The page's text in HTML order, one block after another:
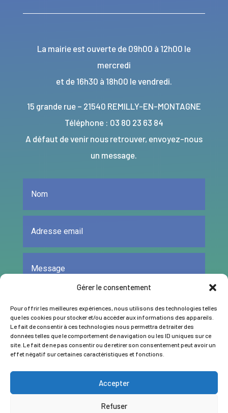
Gérer le consentement
Pour offrir les meilleures expériences, nous utilisons des technologies telles
que les cookies pour stocker et/ou accéder aux informations des appareils.
Le fait de consentir à ces technologies nous permettra de traiter des
données telles que le comportement de navigation ou les ID uniques sur ce
site. Le fait de ne pas consentir ou de retirer son consentement peut avoir un
effet négatif sur certaines caractéristiques et fonctions.
Accepter
Refuser
La mairie est ouverte de 09h00 à 12h00 le
mercredi
et de 16h30 à 18h00 le vendredi.
15 grande rue – 21540 REMILLY-EN-MONTAGNE
Téléphone : 03 80 23 63 84
A défaut de venir nous retrouver, envoyez-nous
un message.
ENVOYER